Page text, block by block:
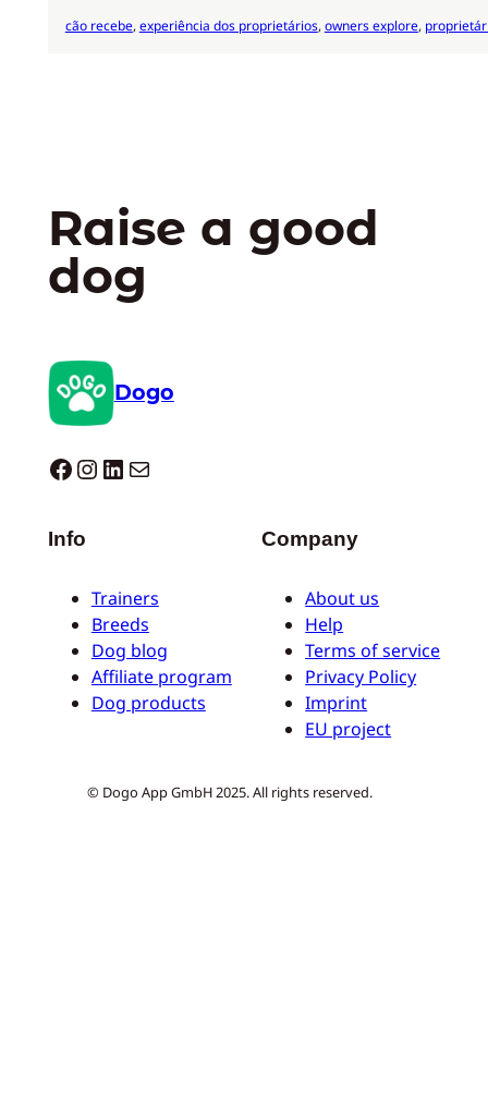
cão recebe, experiência dos proprietários, owners explore,
Raise a good
dog
Dogo
Dogo facebook InstagramLinkedIn E-mail
Info
Trainers
Breeds
Dog blog
Affiliate program
Dog products
Company
About us
Help
Terms of service
Privacy Policy
Imprint
EU project
© Dogo App GmbH 2025. All rights reserved.